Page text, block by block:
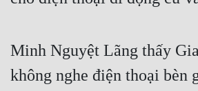
Minh Nguyệt Lãng thấy
không nghe điện thoại bèn